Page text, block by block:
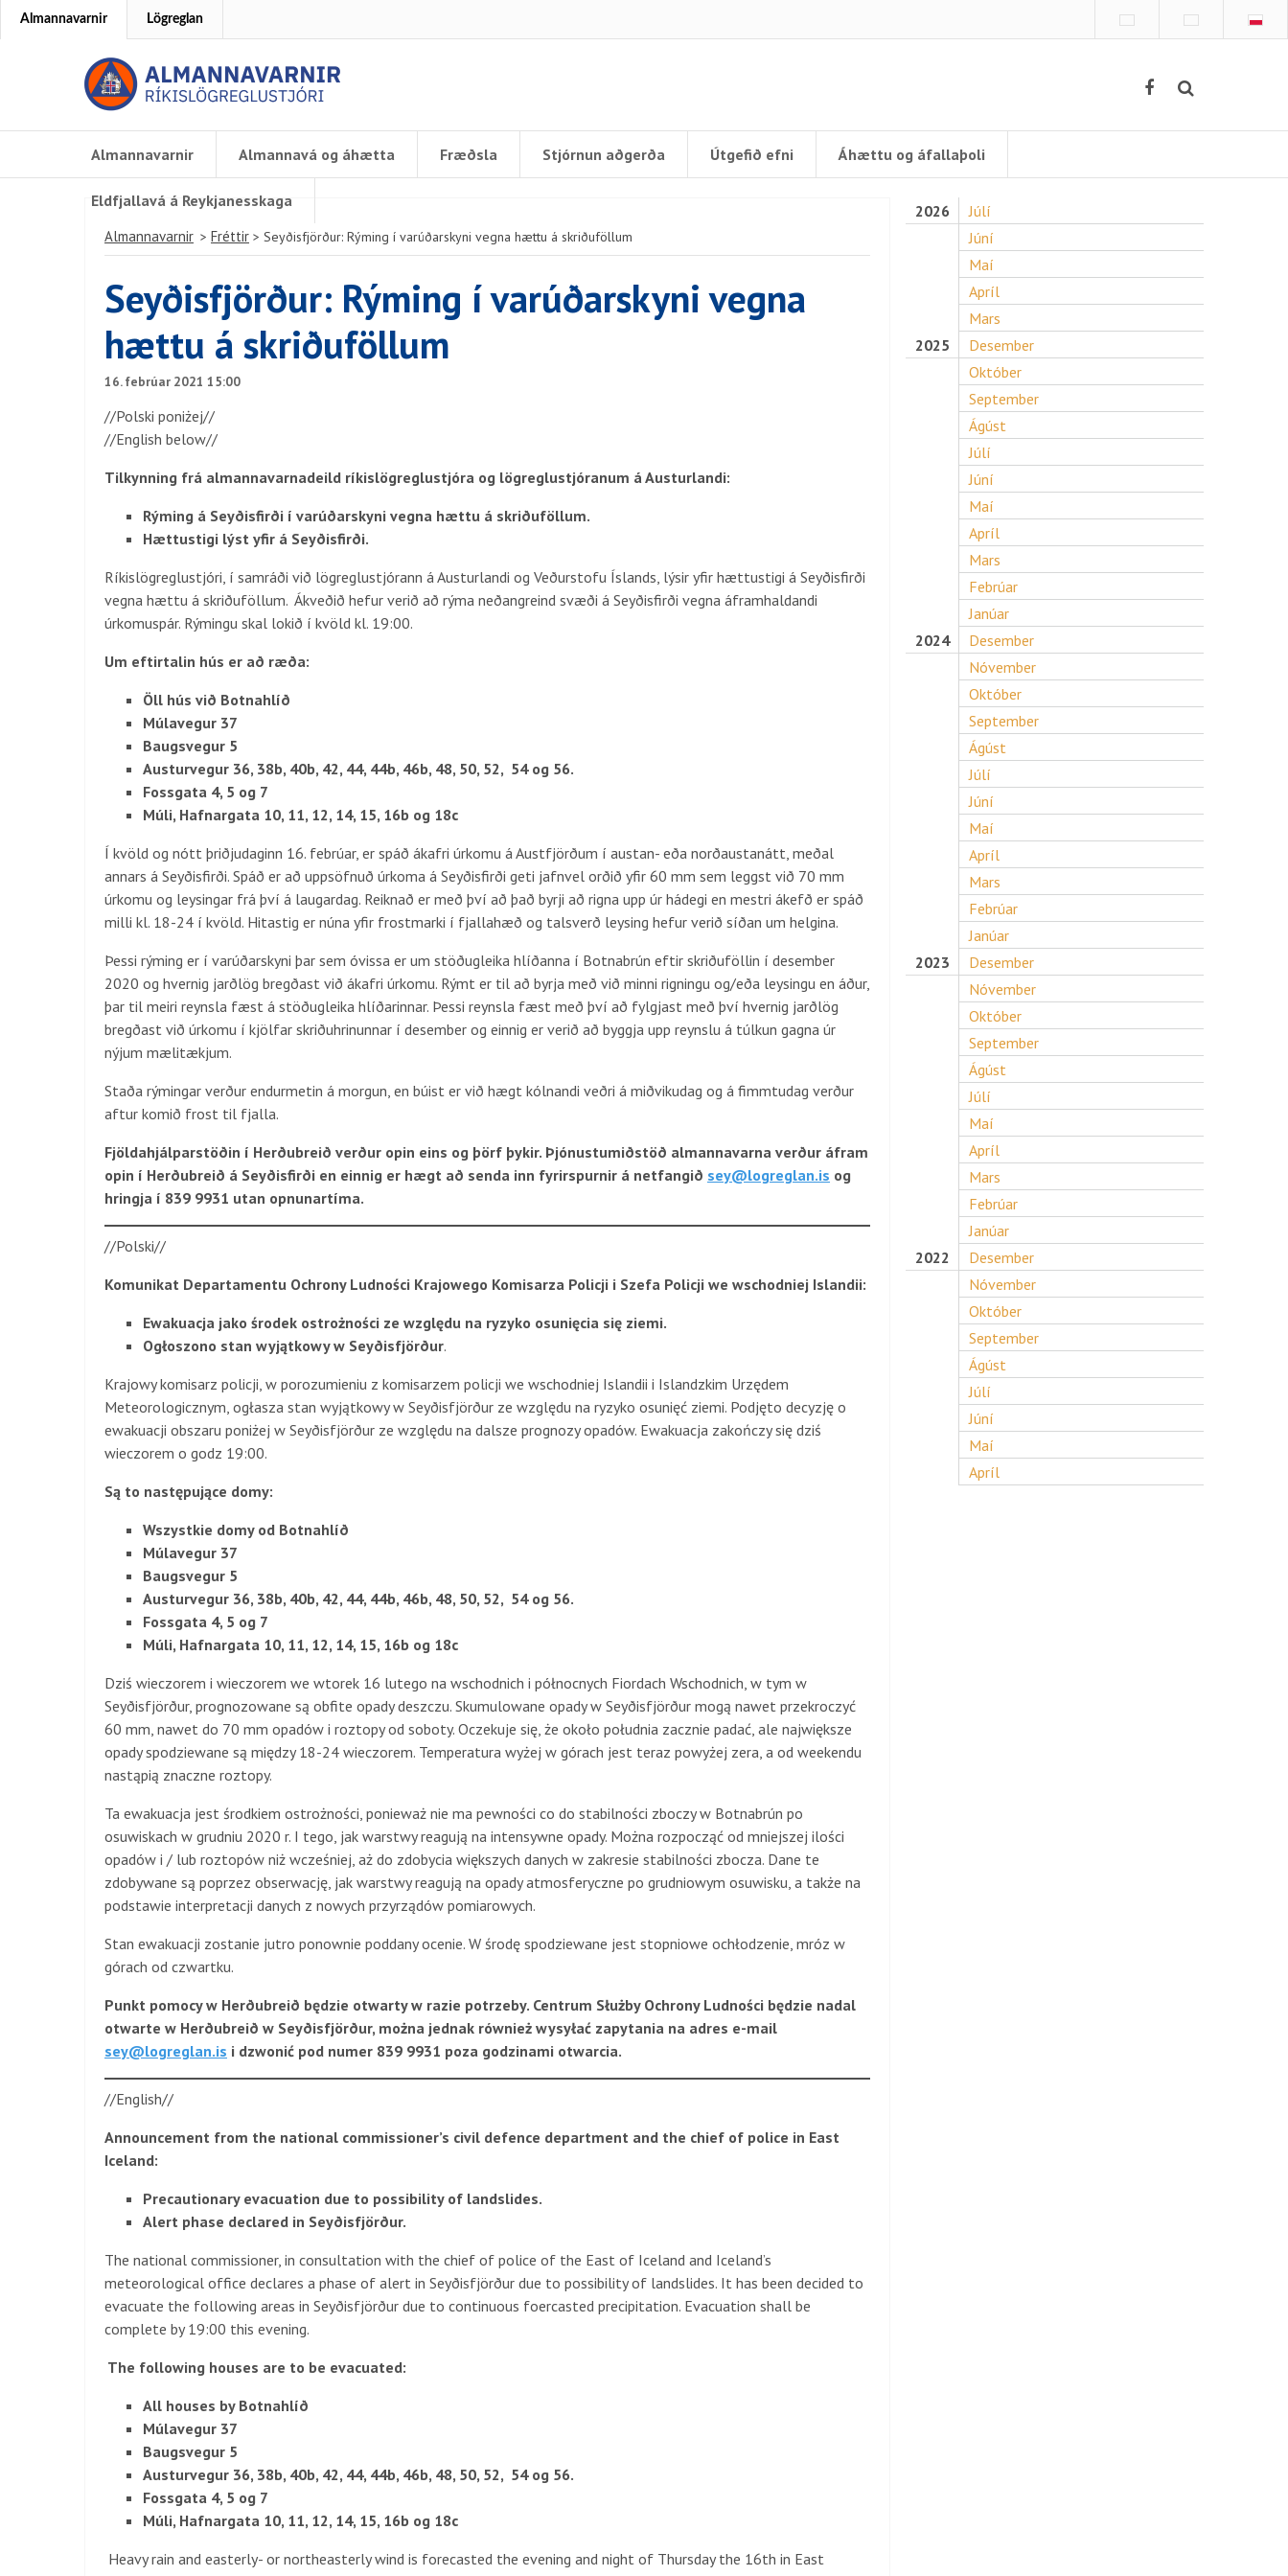
Almannavarnir Lögreglan
Almannavarnir Almannavá og áhætta Fræðsla Stjórnun aðgerða Útgefið efni Áhættu og áfallaþoli
Eldfjallavá á Reykjanesskaga
Almannavarnir > Fréttir > Seyðisfjörður: Rýming í varúðarskyni vegna hættu á skriðuföllum
Seyðisfjörður: Rýming í varúðarskyni vegna
hættu á skriðuföllum
16. febrúar 2021 15:00
//Polski poniżej//
//English below//
Tilkynning frá almannavarnadeild ríkislögreglustjóra og lögreglustjóranum á Austurlandi:
Rýming á Seyðisfirði í varúðarskyni vegna hættu á skriðuföllum.
Hættustigi lýst yfir á Seyðisfirði.
Ríkislögreglustjóri, í samráði við lögreglustjórann á Austurlandi og Veðurstofu Íslands, lýsir yfir hættustigi á Seyðisfirði
vegna hættu á skriðuföllum. Ákveðið hefur verið að rýma neðangreind svæði á Seyðisfirði vegna áframhaldandi
úrkomuspár. Rýmingu skal lokið í kvöld kl. 19:00.
Um eftirtalin hús er að ræða:
Öll hús við Botnahlíð
Múlavegur 37
Baugsvegur 5
Austurvegur 36, 38b, 40b, 42, 44, 44b, 46b, 48, 50, 52, 54 og 56.
Fossgata 4, 5 og 7
Múli, Hafnargata 10, 11, 12, 14, 15, 16b og 18c
Í kvöld og nótt þriðjudaginn 16. febrúar, er spáð ákafri úrkomu á Austfjörðum í austan- eða norðaustanátt, meðal
annars á Seyðisfirði. Spáð er að uppsöfnuð úrkoma á Seyðisfirði geti jafnvel orðið yfir 60 mm sem leggst við 70 mm
úrkomu og leysingar frá því á laugardag. Reiknað er með því að það byrji að rigna upp úr hádegi en mestri ákefð er spáð
milli kl. 18-24 í kvöld. Hitastig er núna yfir frostmarki í fjallahæð og talsverð leysing hefur verið síðan um helgina.
Þessi rýming er í varúðarskyni þar sem óvissa er um stöðugleika hlíðanna í Botnabrún eftir skriðuföllin í desember
2020 og hvernig jarðlög bregðast við ákafri úrkomu. Rýmt er til að byrja með við minni rigningu og/eða leysingu en áður,
þar til meiri reynsla fæst á stöðugleika hlíðarinnar. Þessi reynsla fæst með því að fylgjast með því hvernig jarðlög
bregðast við úrkomu í kjölfar skriðuhrinunnar í desember og einnig er verið að byggja upp reynslu á túlkun gagna úr
nýjum mælitækjum.
Staða rýmingar verður endurmetin á morgun, en búist er við hægt kólnandi veðri á miðvikudag og á fimmtudag verður
aftur komið frost til fjalla.
Fjöldahjálparstöðin í Herðubreið verður opin eins og þörf þykir. Þjónustumiðstöð almannavarna verður áfram
opin í Herðubreið á Seyðisfirði en einnig er hægt að senda inn fyrirspurnir á netfangið sey@logreglan.is og
hringja í 839 9931 utan opnunartíma.
//Polski//
Komunikat Departamentu Ochrony Ludności Krajowego Komisarza Policji i Szefa Policji we wschodniej Islandii:
Ewakuacja jako środek ostrożności ze względu na ryzyko osunięcia się ziemi.
Ogłoszono stan wyjątkowy w Seyðisfjörður.
Krajowy komisarz policji, w porozumieniu z komisarzem policji we wschodniej Islandii i Islandzkim Urzędem
Meteorologicznym, ogłasza stan wyjątkowy w Seyðisfjörður ze względu na ryzyko osunięć ziemi. Podjęto decyzję o
ewakuacji obszaru poniżej w Seyðisfjörður ze względu na dalsze prognozy opadów. Ewakuacja zakończy się dziś
wieczorem o godz 19:00.
Są to następujące domy:
Wszystkie domy od Botnahlíð
Múlavegur 37
Baugsvegur 5
Austurvegur 36, 38b, 40b, 42, 44, 44b, 46b, 48, 50, 52, 54 og 56.
Fossgata 4, 5 og 7
Múli, Hafnargata 10, 11, 12, 14, 15, 16b og 18c
Dziś wieczorem i wieczorem we wtorek 16 lutego na wschodnich i północnych Fiordach Wschodnich, w tym w
Seyðisfjörður, prognozowane są obfite opady deszczu. Skumulowane opady w Seyðisfjörður mogą nawet przekroczyć
60 mm, nawet do 70 mm opadów i roztopy od soboty. Oczekuje się, że około południa zacznie padać, ale największe
opady spodziewane są między 18-24 wieczorem. Temperatura wyżej w górach jest teraz powyżej zera, a od weekendu
nastąpią znaczne roztopy.
Ta ewakuacja jest środkiem ostrożności, ponieważ nie ma pewności co do stabilności zboczy w Botnabrún po
osuwiskach w grudniu 2020 r. I tego, jak warstwy reagują na intensywne opady. Można rozpocząć od mniejszej ilości
opadów i / lub roztopów niż wcześniej, aż do zdobycia większych danych w zakresie stabilności zbocza. Dane te
zdobywane są poprzez obserwację, jak warstwy reagują na opady atmosferyczne po grudniowym osuwisku, a także na
podstawie interpretacji danych z nowych przyrządów pomiarowych.
Stan ewakuacji zostanie jutro ponownie poddany ocenie. W środę spodziewane jest stopniowe ochłodzenie, mróz w
górach od czwartku.
Punkt pomocy w Herðubreið będzie otwarty w razie potrzeby. Centrum Służby Ochrony Ludności będzie nadal
otwarte w Herðubreið w Seyðisfjörður, można jednak również wysyłać zapytania na adres e-mail
sey@logreglan.is i dzwonić pod numer 839 9931 poza godzinami otwarcia.
//English//
Announcement from the national commissioner’s civil defence department and the chief of police in East
Iceland:
Precautionary evacuation due to possibility of landslides.
Alert phase declared in Seyðisfjörður.
The national commissioner, in consultation with the chief of police of the East of Iceland and Iceland’s
meteorological office declares a phase of alert in Seyðisfjörður due to possibility of landslides. It has been decided to
evacuate the following areas in Seyðisfjörður due to continuous foercasted precipitation. Evacuation shall be
complete by 19:00 this evening.
The following houses are to be evacuated:
All houses by Botnahlíð
Múlavegur 37
Baugsvegur 5
Austurvegur 36, 38b, 40b, 42, 44, 44b, 46b, 48, 50, 52, 54 og 56.
Fossgata 4, 5 og 7
Múli, Hafnargata 10, 11, 12, 14, 15, 16b og 18c
Heavy rain and easterly- or northeasterly wind is forecasted the evening and night of Thursday the 16th in East
2026
Júlí
Júní
Maí
Apríl
Mars
2025
Desember
Október
September
Ágúst
Júlí
Júní
Maí
Apríl
Mars
Febrúar
Janúar
2024
Desember
Nóvember
Október
September
Ágúst
Júlí
Júní
Maí
Apríl
Mars
Febrúar
Janúar
2023
Desember
Nóvember
Október
September
Ágúst
Júlí
Maí
Apríl
Mars
Febrúar
Janúar
2022
Desember
Nóvember
Október
September
Ágúst
Júlí
Júní
Maí
Apríl